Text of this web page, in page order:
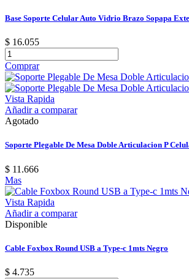
Base Soporte Celular Auto Vidrio Brazo Sopapa
$ 16.055
Comprar
Vista Rapida
Añadir a comparar
Agotado
Soporte Plegable De Mesa Doble Articulacion P
$ 11.666
Mas
Vista Rapida
Añadir a comparar
Disponible
Cable Foxbox Round USB a Type-c 1mts Negro
$ 4.735